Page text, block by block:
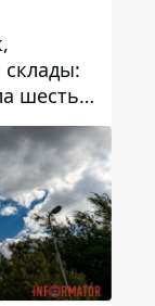
шесть